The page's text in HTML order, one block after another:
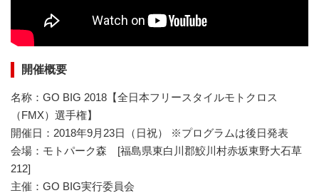
開催概要
名称：GO BIG 2018【全日本フリースタイルモトクロス
（FMX）選手権】
開催日：2018年9月23日（日祝） ※プログラムは後日発表
会場：モトパーク森 [福島県東白川郡鮫川村赤坂東野大石草
212]
主催：GO BIG実行委員会